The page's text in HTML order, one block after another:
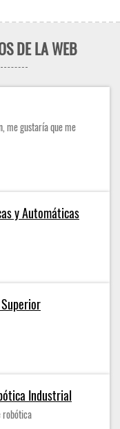
DE LA WEB
me gustaría que me
y Automáticas
Industrial
robótica